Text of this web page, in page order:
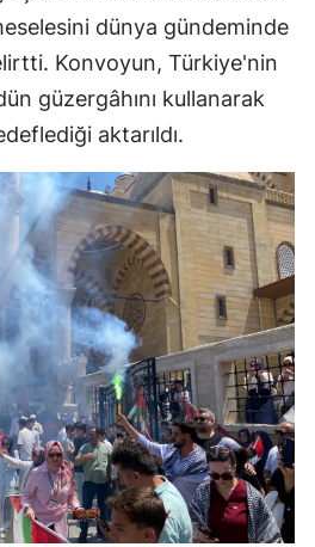
dünya gündeminde
Konvoyun, Türkiye'nin
güzergâhını kullanarak
aktarıldı.